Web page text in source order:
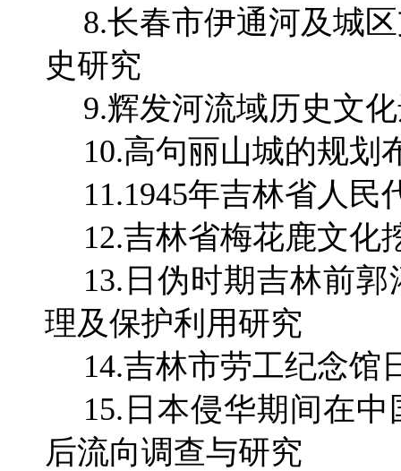
8.长春市伊通河及城
史研究
9.辉发河流域历史文
10.高句丽山城的规划
11.1945年吉林省人
12.吉林省梅花鹿文化
13.日伪时期吉林前
理及保护利用研究
14.吉林市劳工纪念馆
15.日本侵华期间在
后流向调查与研究